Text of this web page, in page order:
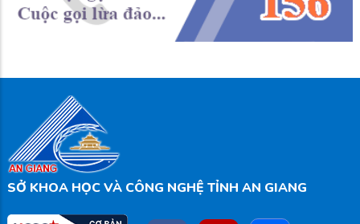
SỞ KHOA HỌC VÀ CÔNG NGHỆ TỈNH AN GIANG